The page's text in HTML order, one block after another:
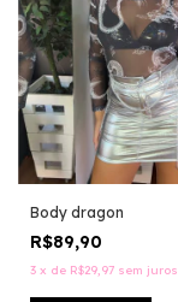
Body dragon
R$89,90
3 x de R$29,97 sem juros